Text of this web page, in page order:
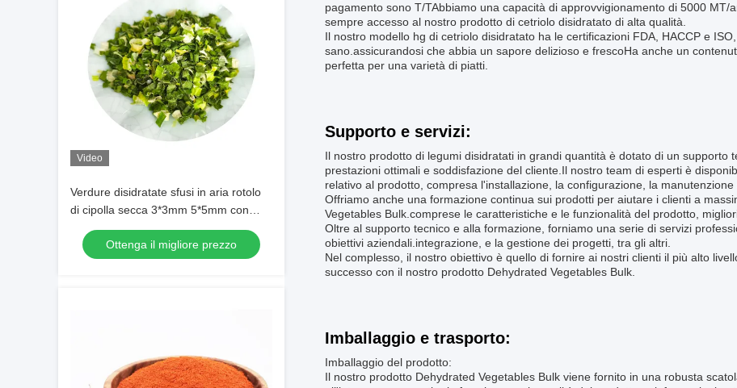
Video
Verdure disidratate sfusi in aria rotolo
di cipolla secca 3*3mm 5*5mm con
colore e sapore naturali
Ottenga il migliore prezzo
pagamento sono T/TAbbiamo una capacità di approvvigionamento di 5000
sempre accesso al nostro prodotto di cetriolo disidratato di alta qualità.
Il nostro modello hg di cetriolo disidratato ha le certificazioni FDA, HACCP e
sano.assicurandosi che abbia un sapore delizioso e frescoHa anche un
perfetta per una varietà di piatti.
Supporto e servizi:
Il nostro prodotto di legumi disidratati in grandi quantità è dotato di un supporto
prestazioni ottimali e soddisfazione del cliente.Il nostro team di esperti è
relativo al prodotto, compresa l'installazione, la configurazione, la manutenzione
Offriamo anche una formazione continua sui prodotti per aiutare i clienti a
Vegetables Bulk.comprese le caratteristiche e le funzionalità del prodotto,
Oltre al supporto tecnico e alla formazione, forniamo una serie di servizi
obiettivi aziendali.integrazione, e la gestione dei progetti, tra gli altri.
Nel complesso, il nostro obiettivo è quello di fornire ai nostri clienti il più alto
successo con il nostro prodotto Dehydrated Vegetables Bulk.
Imballaggio e trasporto:
Imballaggio del prodotto:
Il nostro prodotto Dehydrated Vegetables Bulk viene fornito in una robusta